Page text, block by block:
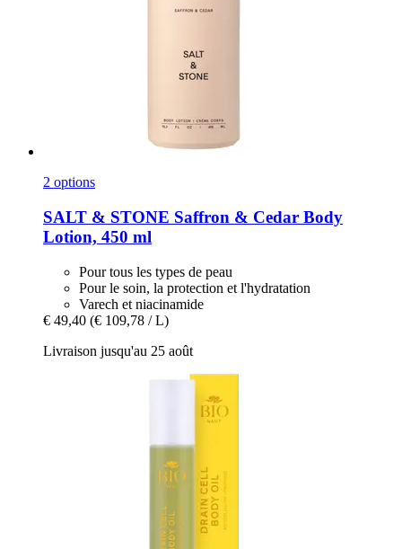
2 options
SALT & STONE Saffron & Cedar Body
Lotion, 450 ml
Pour tous les types de peau
Pour le soin, la protection et l'hydratation
Varech et niacinamide
€ 49,40 (€ 109,78 / L)
Livraison jusqu'au 25 août